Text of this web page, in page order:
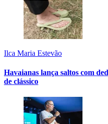
Ilca Maria Estevão
Havaianas lança saltos com
de clássico